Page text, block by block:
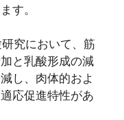
す。
究において、筋
と乳酸形成の減
し、肉体的およ
応促進特性があ